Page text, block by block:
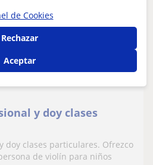
€/h
(3 valoraciones)
y doy clases
doy clases particulares. Ofrezco
de violín para niños
de Cookies
Rechazar
Aceptar